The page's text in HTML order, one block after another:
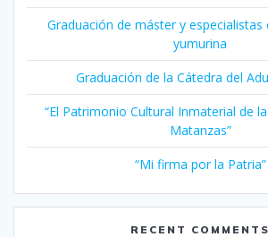
Graduación de máster y especialistas
yumurina
Graduación de la Cátedra del
“El Patrimonio Cultural Inmaterial de
Matanzas”
“Mi firma por la Patria”
RECENT COMMENTS